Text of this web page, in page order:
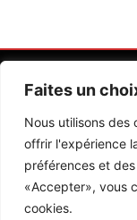
Faites un
Nous utilisons des
offrir l'expérience
préférences et
«Accepter», vous
cookies.
Contactez